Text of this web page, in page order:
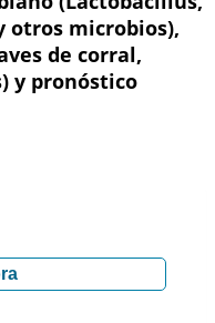
otros microbios),
de corral,
y pronóstico